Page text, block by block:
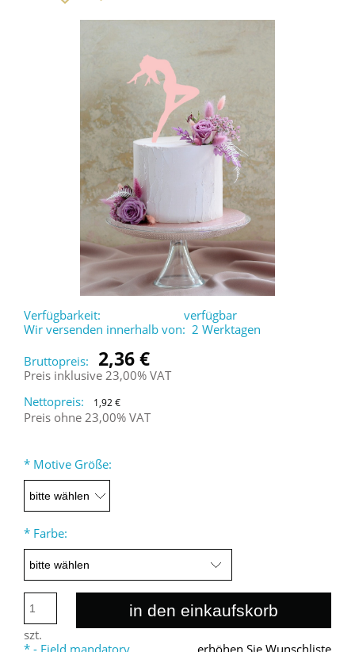
Verfügbarkeit:
verfügbar
Wir versenden innerhalb von: 2 Werktagen
Bruttopreis:
2,36 €
Preis inklusive 23,00% VAT
Nettopreis:
1,92 €
Preis ohne 23,00% VAT
* Motive Größe:
* Farbe:
szt.
in den einkaufskorb